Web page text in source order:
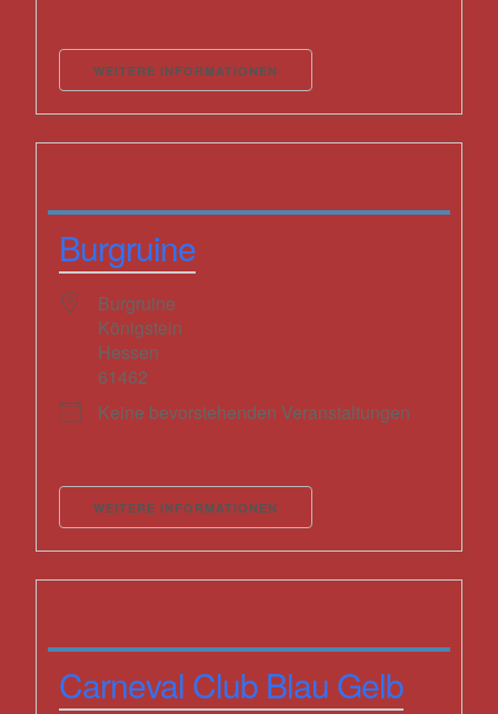
WEITERE INFORMATIONEN
Burgruine
Burgruine
Königstein
Hessen
61462
Keine bevorstehenden Veranstaltungen
WEITERE INFORMATIONEN
Carneval Club Blau Gelb